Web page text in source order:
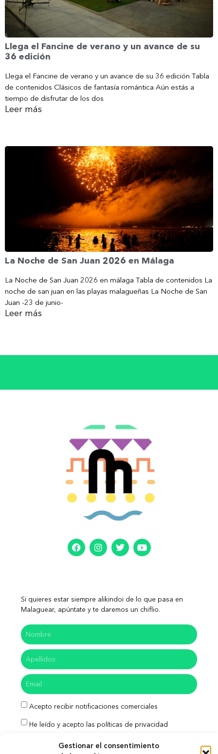
Gestionar el consentimiento
Llega el Fancine de verano y un avance de su
36 edición
Llega el Fancine de verano y un avance de su 36 edición Tabla
de contenidos Clásicos de fantasía romántica Aún estás a
tiempo de disfrutar de los dos
Leer más
La Noche de San Juan 2026 en Málaga
La Noche de San Juan 2026 en málaga Tabla de contenidos La
noche de san juan en las playas malagueñas La Noche de San
Juan -23 de junio-
Leer más
Si quieres estar siempre alikindoi de lo que pasa en
Malaguear, apúntate y te daremos un chiflio.
Acepto recibir notificaciones comerciales
He leído y acepto las políticas de privacidad